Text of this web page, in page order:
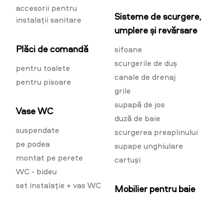
accesorii pentru
instalații sanitare
Plăci de comandă
pentru toalete
pentru pisoare
Vase WC
suspendate
pe podea
montat pe perete
WC - bideu
set instalație + vas WC
Sisteme de scurgere,
umplere și revărsare
sifoane
scurgerile de duș
canale de drenaj
grile
supapă de jos
duză de baie
scurgerea preaplinului
supape unghiulare
cartuşi
Mobilier pentru baie